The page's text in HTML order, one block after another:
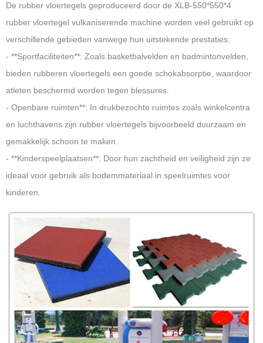
De rubber vloertegels geproduceerd door de XLB-550*550*4
rubber vloertegel vulkaniserende machine worden veel gebruikt op
verschillende gebieden vanwege hun uitstekende prestaties:
- **Sportfaciliteiten**: Zoals basketbalvelden en badmintonvelden,
bieden rubberen vloertegels een goede schokabsorptie, waardoor
atleten beschermd worden tegen blessures.
- Openbare ruimten**: In drukbezochte ruimtes zoals winkelcentra
en luchthavens zijn rubber vloertegels bijvoorbeeld duurzaam en
gemakkelijk schoon te maken.
- **Kinderspeelplaatsen**: Door hun zachtheid en veiligheid zijn ze
ideaal voor gebruik als bodemmateriaal in speelruimtes voor
kinderen.